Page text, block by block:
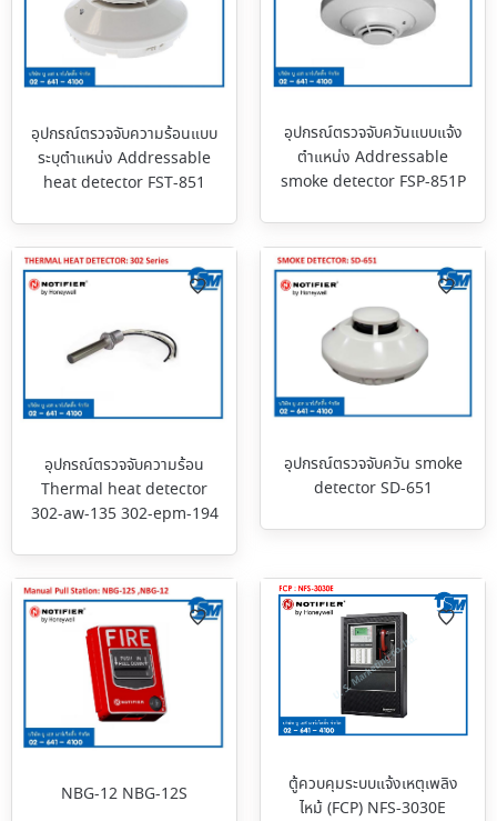
อุปกรณ์ตรวจจับความร้อนแบบ
ระบุตำแหน่ง Addressable
heat detector FST-851
อุปกรณ์ตรวจจับควันแบบแจ้ง
ตำแหน่ง Addressable
smoke detector FSP-851P
อุปกรณ์ตรวจจับความร้อน
Thermal heat detector
302-aw-135 302-epm-194
อุปกรณ์ตรวจจับควัน smoke
detector SD-651
NBG-12 NBG-12S
ตู้ควบคุมระบบแจ้งเหตุเพลิง
ไหม้ (FCP) NFS-3030E